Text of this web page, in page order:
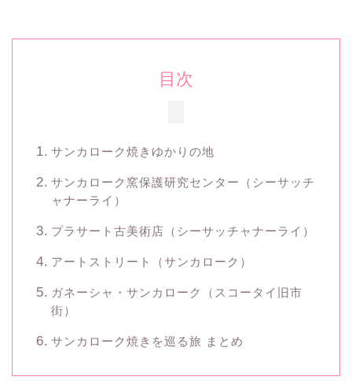
目次
サンカローク焼きゆかりの地
サンカローク窯保護研究センター（シーサッチ
ャナーライ）
プラサート古美術店（シーサッチャナーライ）
アートストリート（サンカローク）
ガネーシャ・サンカローク（スコータイ旧市
街）
サンカローク焼きを巡る旅 まとめ